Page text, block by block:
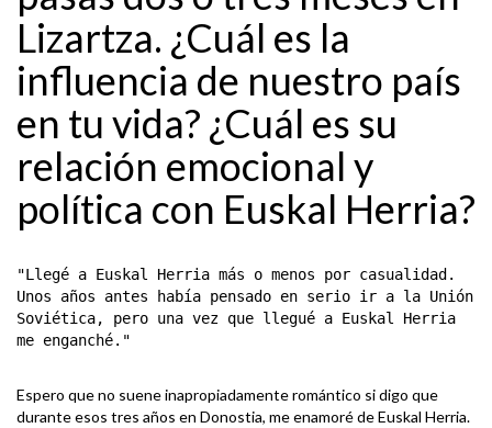
Lizartza. ¿Cuál es la
influencia de nuestro país
en tu vida? ¿Cuál es su
relación emocional y
política con Euskal Herria?
"Llegé a Euskal Herria más o menos por casualidad.
Unos años antes había pensado en serio ir a la Unión
Soviética, pero una vez que llegué a Euskal Herria
me enganché."
Espero que no suene inapropiadamente romántico si digo que
durante esos tres años en Donostia, me enamoré de Euskal Herria.